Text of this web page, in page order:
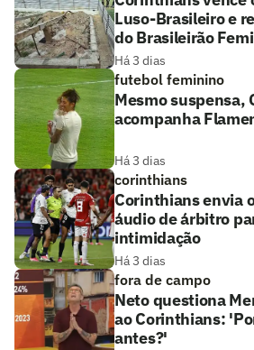
Luso-Brasileiro e
do Brasileirão
Há 3 dias
futebol feminino
Mesmo suspensa,
acompanha
Há 3 dias
corinthians
Corinthians envia
áudio de árbitro
intimidação
Há 3 dias
fora de campo
Neto questiona
ao Corinthians:
antes?'